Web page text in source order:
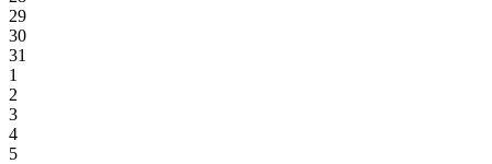
29
30
31
1
2
3
4
5